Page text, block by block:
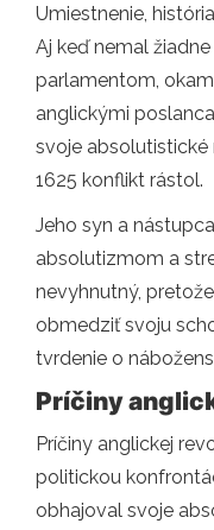
Umiestnenie,
Aj keď nemal
parlamentom,
anglickými
svoje absolutistické
1625 konflikt rástol.
Jeho syn a
absolutizmom a
nevyhnutný,
obmedziť svoju
tvrdenie o
Príčiny
Príčiny anglickej
politickou
obhajoval svoje